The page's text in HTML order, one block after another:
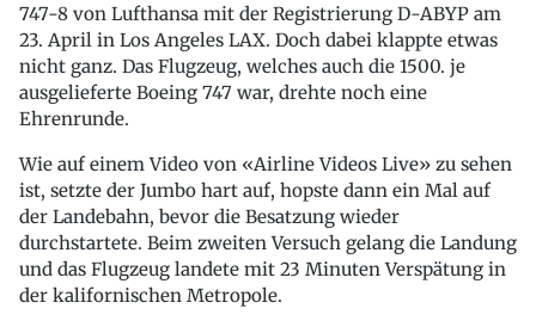
747-8 von Lufthansa mit der Registrierung D-ABYP am
23. April in Los Angeles LAX. Doch dabei klappte etwas
nicht ganz. Das Flugzeug, welches auch die 1500. je
ausgelieferte Boeing 747 war, drehte noch eine
Ehrenrunde.
Wie auf einem Video von «Airline Videos Live» zu sehen
ist, setzte der Jumbo hart auf, hopste dann ein Mal auf
der Landebahn, bevor die Besatzung wieder
durchstartete. Beim zweiten Versuch gelang die Landung
und das Flugzeug landete mit 23 Minuten Verspätung in
der kalifornischen Metropole.